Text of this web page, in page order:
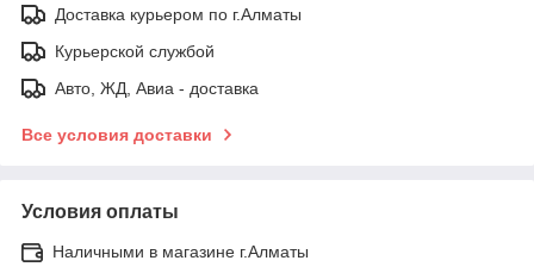
Доставка курьером по г.Алматы
Курьерской службой
Авто, ЖД, Авиа - доставка
Все условия доставки
Условия оплаты
Наличными в магазине г.Алматы